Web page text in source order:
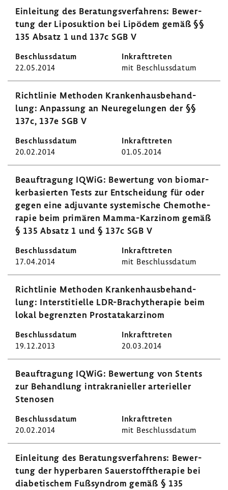
Einlei­tung des Bera­tungs­ver­fah­rens: Bewer­
tung der Lipo­suk­tion bei Lipödem gemäß §§
135 Absatz 1 und 137c SGB V
22.05.2014 mit Beschluss­datum
Richt­linie Methoden Kran­ken­haus­be­hand­
lung: Anpas­sung an Neure­ge­lungen der §§
137c, 137e SGB V
20.02.2014 01.05.2014
Beauf­tra­gung IQWiG: Bewer­tung von biomar­
ker­ba­sierten Tests zur Entschei­dung für oder
gegen eine adju­vante syste­mi­sche Chemo­the­
rapie beim primären Mamma-​Karzinom gemäß
§ 135 Absatz 1 und § 137c SGB V
17.04.2014 mit Beschluss­datum
Richt­linie Methoden Kran­ken­haus­be­hand­
lung: Inter­s­ti­ti­elle LDR-​Brachytherapie beim
lokal begrenzten Prostata­kar­zinom
19.12.2013 20.03.2014
Beauf­tra­gung IQWiG: Bewer­tung von Stents
zur Behand­lung intra­kra­ni­eller arte­ri­eller
Stenosen
20.02.2014 mit Beschluss­datum
Einlei­tung des Bera­tungs­ver­fah­rens: Bewer­
tung der hyper­baren Sauer­stoff­the­rapie bei
diabe­ti­schem Fußsyn­drom gemäß § 135